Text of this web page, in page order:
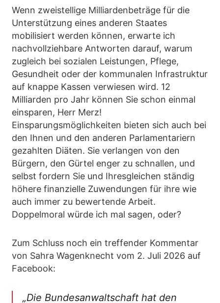
Wenn zweistellige Milliardenbeträge für die
Unterstützung eines anderen Staates
mobilisiert werden können, erwarte ich
nachvollziehbare Antworten darauf, warum
zugleich bei sozialen Leistungen, Pflege,
Gesundheit oder der kommunalen Infrastruktur
auf knappe Kassen verwiesen wird. 12
Milliarden pro Jahr können Sie schon einmal
einsparen, Herr Merz!
Einsparungsmöglichkeiten bieten sich auch bei
den Ihnen und den anderen Parlamentariern
gezahlten Diäten. Sie verlangen von den
Bürgern, den Gürtel enger zu schnallen, und
selbst fordern Sie und Ihresgleichen ständig
höhere finanzielle Zuwendungen für ihre wie
auch immer zu bewertende Arbeit.
Doppelmoral würde ich mal sagen, oder?
Zum Schluss noch ein treffender Kommentar
von Sahra Wagenknecht vom 2. Juli 2026 auf
Facebook:
„Die Bundesanwaltschaft hat den